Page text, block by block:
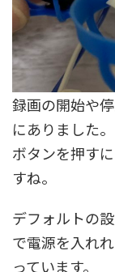
録画の開始や
にありました。
ボタンを押す
すね。
デフォルトの
で電源を入れ
っています。